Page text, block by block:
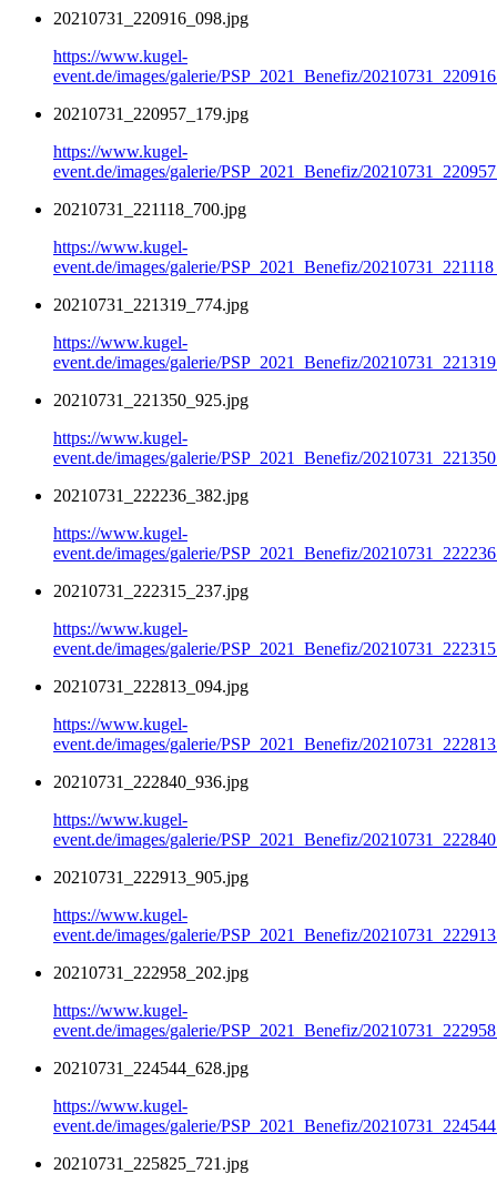
20210731_220916_098.jpg
https://www.kugel-
event.de/images/galerie/PSP_2021_Benefiz/
20210731_220957_179.jpg
https://www.kugel-
event.de/images/galerie/PSP_2021_Benefiz/
20210731_221118_700.jpg
https://www.kugel-
event.de/images/galerie/PSP_2021_Benefiz/
20210731_221319_774.jpg
https://www.kugel-
event.de/images/galerie/PSP_2021_Benefiz/
20210731_221350_925.jpg
https://www.kugel-
event.de/images/galerie/PSP_2021_Benefiz/
20210731_222236_382.jpg
https://www.kugel-
event.de/images/galerie/PSP_2021_Benefiz/
20210731_222315_237.jpg
https://www.kugel-
event.de/images/galerie/PSP_2021_Benefiz/
20210731_222813_094.jpg
https://www.kugel-
event.de/images/galerie/PSP_2021_Benefiz/
20210731_222840_936.jpg
https://www.kugel-
event.de/images/galerie/PSP_2021_Benefiz/
20210731_222913_905.jpg
https://www.kugel-
event.de/images/galerie/PSP_2021_Benefiz/
20210731_222958_202.jpg
https://www.kugel-
event.de/images/galerie/PSP_2021_Benefiz/
20210731_224544_628.jpg
https://www.kugel-
event.de/images/galerie/PSP_2021_Benefiz/
20210731_225825_721.jpg